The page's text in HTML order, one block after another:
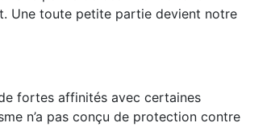
Une toute petite partie devient notre
fortes affinités avec certaines
n’a pas conçu de protection contre